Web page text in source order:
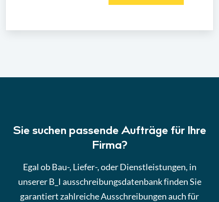
Sie suchen passende Aufträge für Ihre
Firma?
Egal ob Bau-, Liefer-, oder Dienstleistungen, in
unserer B_I ausschreibungsdatenbank finden Sie
garantiert zahlreiche Ausschreibungen auch für